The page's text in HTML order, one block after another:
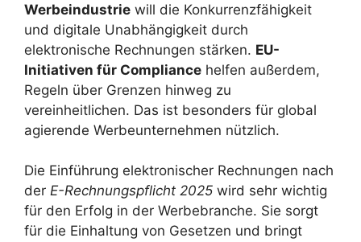
Werbeindustrie will die Konkurrenzfähigkeit
und digitale Unabhängigkeit durch
elektronische Rechnungen stärken. EU-
Initiativen für Compliance helfen außerdem,
Regeln über Grenzen hinweg zu
vereinheitlichen. Das ist besonders für global
agierende Werbeunternehmen nützlich.
Die Einführung elektronischer Rechnungen nach
der E-Rechnungspflicht 2025 wird sehr wichtig
für den Erfolg in der Werbebranche. Sie sorgt
für die Einhaltung von Gesetzen und bringt